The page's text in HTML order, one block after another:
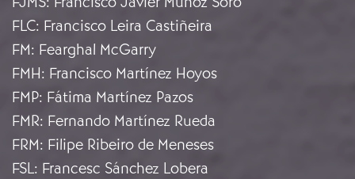
FLC: Francisco Leira Castiñeira
FM: Fearghal McGarry
FMH: Francisco Martínez Hoyos
FMP: Fátima Martínez Pazos
FMR: Fernando Martínez Rueda
FRM: Filipe Ribeiro de Meneses
FSL: Francesc Sánchez Lobera